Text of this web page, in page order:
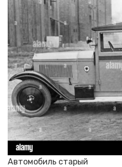
Автомобиль старый